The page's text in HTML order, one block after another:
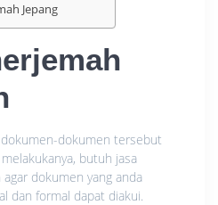
Jepang
dokumen tersebut
butuh jasa
dokumen yang anda
dan formal dapat diakui.